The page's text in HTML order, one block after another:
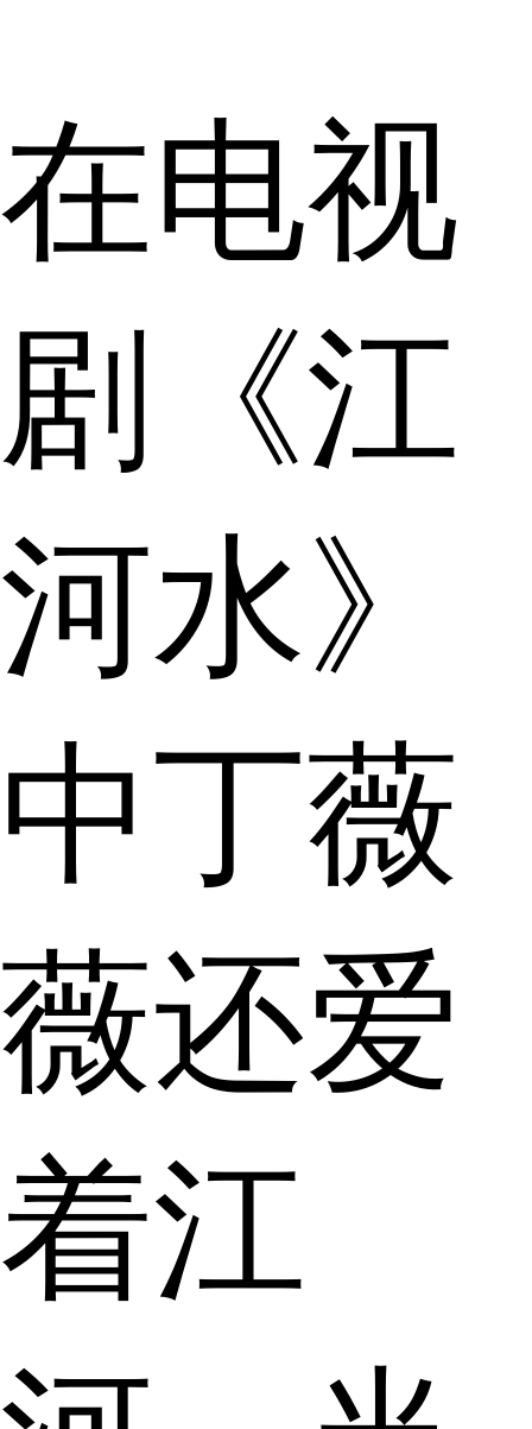
在电视
剧《江
河水》
中丁薇
薇还爱
着江